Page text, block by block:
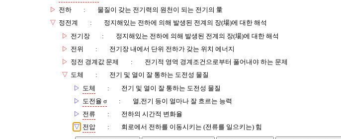
▷ 전하 :
물질이 갖는 전기력의 원천이 되는 전기의 量
▽ 정전계 :
정지해있는 전하에 의해 발생된 전계의 장(場)에 대한 해석
▷ 전기장 :
정지해있는 전하에 의해 발생된 전계의 장(場)에 대한 해석
▷ 전위 :
전기장 내에서 단위 전하가 갖는 위치 에너지
▷ 정전 경계값 문제 :
전기적 영역 경계조건으로부터 풀어내야 하는 문제
▽ 도체 :
전기 및 열이 잘 통하는 도전성 물질
▷ 도체 :
전기 및 열이 잘 통하는 도전성 물질
▷ 도전율 σ :
열,전기 등이 얼마나 잘 흐르는 능력
▷ 전류 :
전하의 시간적 변화율
▽ 전압 : 회로에서 전하를 이동시키는 (전류를 일으키는) 힘